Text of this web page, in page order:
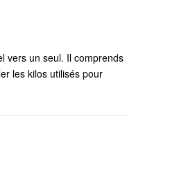
vers un seul. Il comprends
les kilos utilisés pour